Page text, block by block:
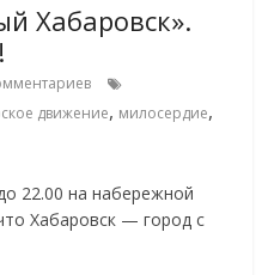
Хабаровск».
движение, милосердие,
22.00 на набережной
Хабаровск — город с